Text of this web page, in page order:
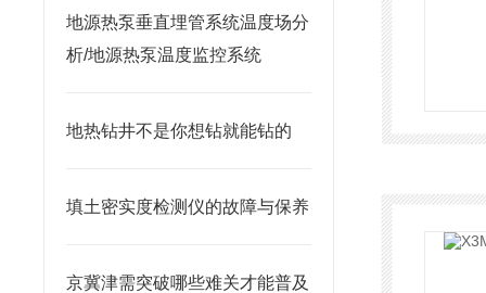
地源热泵垂直埋管系统温度场分
析/地源热泵温度监控系统
地热钻井不是你想钻就能钻的
填土密实度检测仪的故障与保养
京冀津需突破哪些难关才能普及